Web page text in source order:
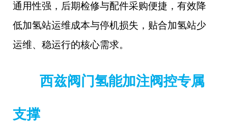
通用性强，后期检修与配件采购便捷，有效降
低加氢站运维成本与停机损失，贴合加氢站少
运维、稳运行的核心需求。
西兹阀门氢能加注阀控专属
支撑